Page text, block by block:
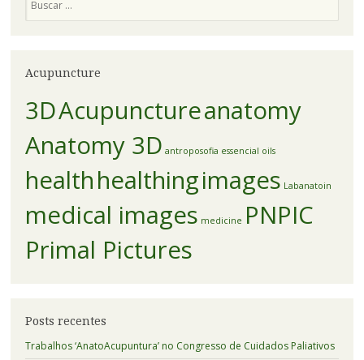
Acupuncture
3DAcupunctureanatomy
Anatomy 3D antroposofia essencial oils
healthhealthingimages Labanatoin
medical images medicine PNPIC
Primal Pictures
Posts recentes
Trabalhos ‘AnatoAcupuntura’ no Congresso de Cuidados Paliativos